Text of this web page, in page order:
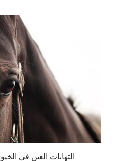
التهابات العين في